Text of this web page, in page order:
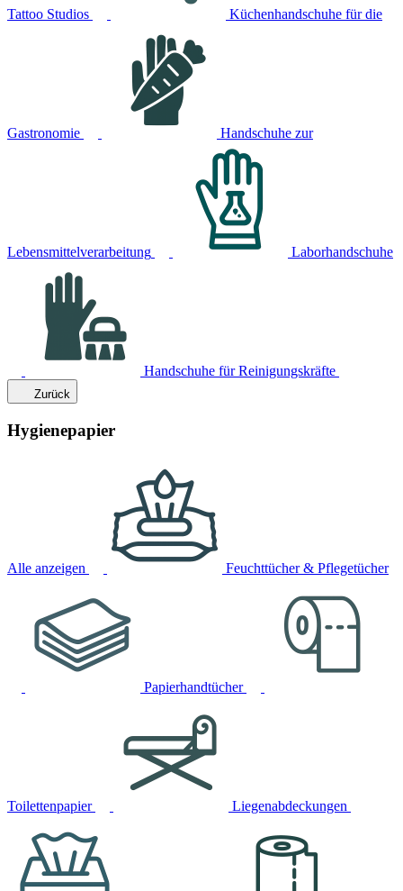
Tattoo Studios Küchenhandschuhe für die
Gastronomie Handschuhe zur
Lebensmittelverarbeitung Laborhandschuhe
Handschuhe für Reinigungskräfte
Zurück
Hygienepapier
Alle anzeigen Feuchttücher & Pflegetücher
Papierhandtücher
Toilettenpapier Liegenabdeckungen